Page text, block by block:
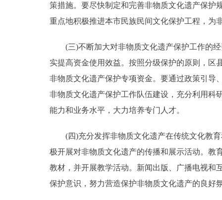
策措施。要尽快制定和完善非物质文化遗产保护
重点地积极推进本市民族民间文化保护工程，为
(三)不断加大对非物质文化遗产保护工作的经
实提高资金使用效益。按照分级保护的原则，区
非物质文化遗产保护专项资金。要通过政策引导
非物质文化遗产保护工作队伍建设，充分利用科
能力和业务水平，大力培养专门人才。
(四)充分发挥非物质文化遗产在传统文化教育
极开展对非物质文化遗产的传播和展示活动。教
教材，并开展教学活动。新闻出版、广播电视和
保护意识，努力营造保护非物质文化遗产的良好